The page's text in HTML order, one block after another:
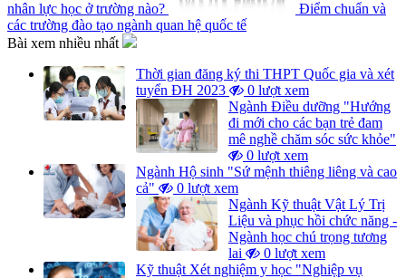
nhân lực học ở trường nào?
Điểm chuẩn và
các trường đào tạo ngành quan hệ quốc tế
Bài xem nhiều nhất
Thời gian đăng ký thi THPT Quốc gia và xét
tuyển ĐH 2023
0 lượt xem
Ngành Điều dưỡng "Hướng
đi mới cho các bạn trẻ đam
mê nghề chăm sóc sức khỏe"
0 lượt xem
Ngành Hộ sinh "Sứ mệnh thiêng liêng và cao
cả"
0 lượt xem
Ngành Kỹ thuật Vật Lý Trị
Liệu và phục hồi chức năng -
Ngành học chú trọng tương
lai
0 lượt xem
Kỹ thuật Xét nghiệm y học "Nghiệp vụ